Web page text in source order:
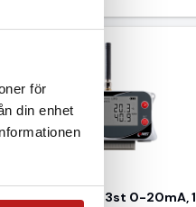
för
din enhet
4G-logger 3st 0-20mA, 1